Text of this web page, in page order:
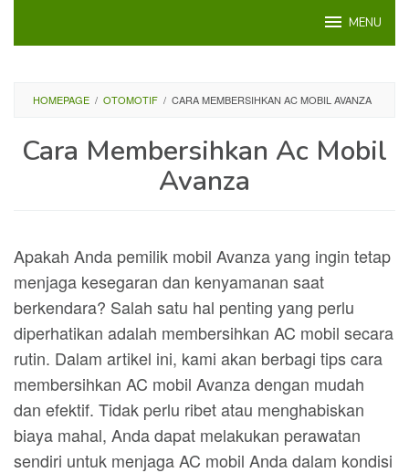
MENU
HOMEPAGE / OTOMOTIF / CARA MEMBERSIHKAN AC MOBIL AVANZA
Cara Membersihkan Ac Mobil
Avanza
Apakah Anda pemilik mobil Avanza yang ingin tetap
menjaga kesegaran dan kenyamanan saat
berkendara? Salah satu hal penting yang perlu
diperhatikan adalah membersihkan AC mobil secara
rutin. Dalam artikel ini, kami akan berbagi tips cara
membersihkan AC mobil Avanza dengan mudah
dan efektif. Tidak perlu ribet atau menghabiskan
biaya mahal, Anda dapat melakukan perawatan
sendiri untuk menjaga AC mobil Anda dalam kondisi